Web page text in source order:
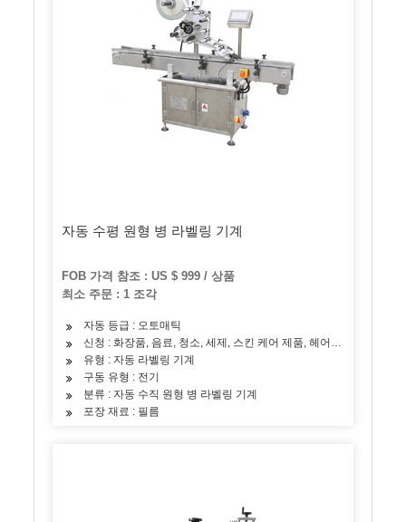
자동 수평 원형 병 라벨링 기계
FOB 가격 참조 : US $ 999 / 상품
최소 주문 : 1 조각
자동 등급 : 오토매틱
신청 : 화장품, 음료, 청소, 세제, 스킨 케어 제품, 헤어 케어 제품, 오
유형 : 자동 라벨링 기계
구동 유형 : 전기
분류 : 자동 수직 원형 병 라벨링 기계
포장 재료 : 필름